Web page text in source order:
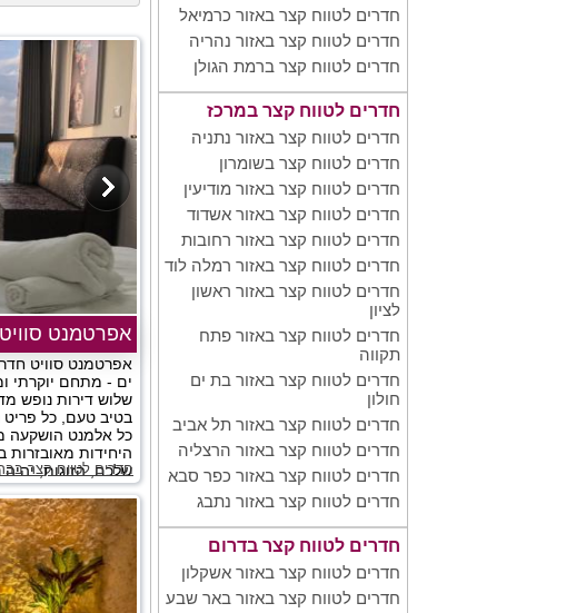
חדרים לטווח קצר באזור כרמיאל
חדרים לטווח קצר באזור נהריה
חדרים לטווח קצר ברמת הגולן
חדרים לטווח קצר במרכז
חדרים לטווח קצר באזור נתניה
חדרים לטווח קצר בשומרון
חדרים לטווח קצר באזור מודיעין
חדרים לטווח קצר באזור אשדוד
חדרים לטווח קצר באזור רחובות
חדרים לטווח קצר באזור רמלה לוד
חדרים לטווח קצר באזור ראשון
לציון
חדרים לטווח קצר באזור פתח
תקווה
חדרים לטווח קצר באזור בת ים
חולון
חדרים לטווח קצר באזור תל אביב
חדרים לטווח קצר באזור הרצליה
חדרים לטווח קצר באזור כפר סבא
חדרים לטווח קצר באזור נתבג
חדרים לטווח קצר בדרום
חדרים לטווח קצר באזור אשקלון
חדרים לטווח קצר באזור באר שבע
אפרטמנט סוויט
אפרטמנט סוויט
ים - מתחם יוקרתי
שלוש דירות נופש
בטיב טעם, כל פריט
כל אלמנט הושקעה
היחידות
שלכם, הזוגות, יהיה
חדרים לטווח קצר